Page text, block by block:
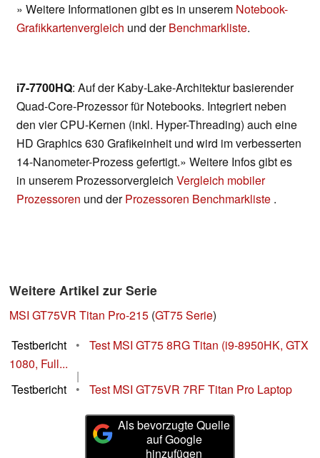
» Weitere Informationen gibt es in unserem Notebook-
Grafikkartenvergleich und derBenchmarkliste.
i7-7700HQ: Auf der Kaby-Lake-Architektur basierender
Quad-Core-Prozessor für Notebooks. Integriert neben
den vier CPU-Kernen (inkl. Hyper-Threading) auch eine
HD Graphics 630 Grafikeinheit und wird im verbesserten
14-Nanometer-Prozess gefertigt.» Weitere Infos gibt es
in unserem Prozessorvergleich Vergleich mobiler
Prozessoren und derProzessoren Benchmarkliste .
Weitere Artikel zur Serie
MSI GT75VR Titan Pro-215 (GT75 Serie)
Testbericht
•
Test MSI GT75 8RG Titan (i9-8950HK, GTX
1080, Full...
|
Testbericht
• Test MSI GT75VR 7RF Titan Pro Laptop
Als bevorzugte Quelle
auf Google
hinzufügen